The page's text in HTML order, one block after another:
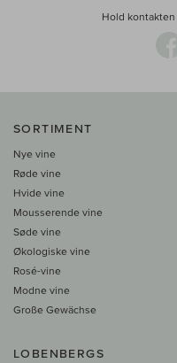
Hold
SORTIMENT
Nye vine
Røde vine
Hvide vine
Mousserende vine
Søde vine
Økologiske vine
Rosé-vine
Modne vine
Große Gewächse
LOBENBERGS